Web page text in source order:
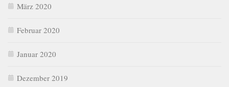
März 2020
Februar 2020
Januar 2020
Dezember 2019